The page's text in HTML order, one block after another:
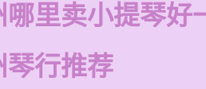
哪里卖小提琴好
琴行推荐